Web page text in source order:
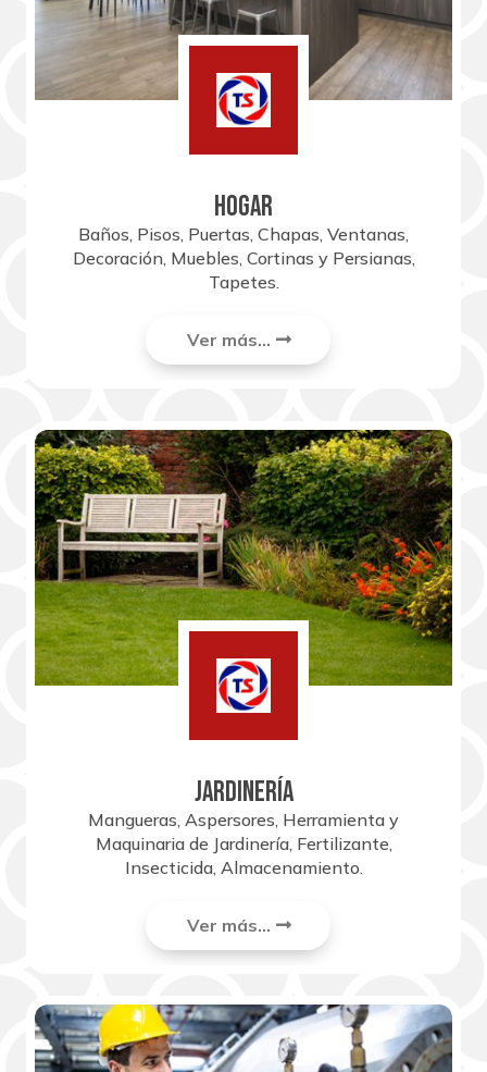
HOGAR
Baños, Pisos, Puertas, Chapas, Ventanas,
Decoración, Muebles, Cortinas y Persianas,
Tapetes.
Ver más...
JARDINERÍA
Mangueras, Aspersores, Herramienta y
Maquinaria de Jardinería, Fertilizante,
Insecticida, Almacenamiento.
Ver más...